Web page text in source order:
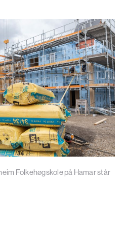
Folkehøgskole på Hamar står